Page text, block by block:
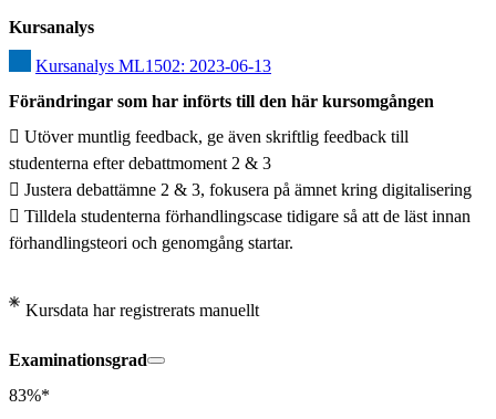
Kursanalys
Kursanalys ML1502: 2023-06-13
Förändringar som har införts till den här kursomgången
 Utöver muntlig feedback, ge även skriftlig feedback till
studenterna efter debattmoment 2 & 3
 Justera debattämne 2 & 3, fokusera på ämnet kring digitalisering
 Tilldela studenterna förhandlingscase tidigare så att de läst innan
förhandlingsteori och genomgång startar.
Kursdata har registrerats manuellt
Examinationsgrad
83%*